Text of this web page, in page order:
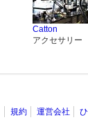
Catton
アクセサリー
規約 運営会社